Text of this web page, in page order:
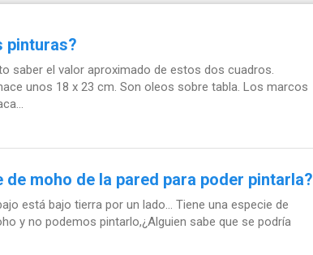
pinturas?
saber el valor aproximado de estos dos cuadros.
unos 18 x 23 cm. Son oleos sobre tabla. Los marcos
moho de la pared para poder pintarla?
está bajo tierra por un lado... Tiene una especie de
y no podemos pintarlo,¿Alguien sabe que se podría